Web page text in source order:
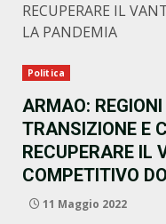
RECUPERARE IL
LA PANDEMIA
Politica
ARMAO:
TRANSIZIONE E
RECUPERARE IL
COMPETITIVO
11 Maggio 2022